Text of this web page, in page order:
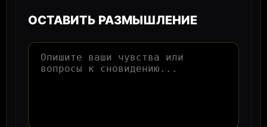
ОСТАВИТЬ РАЗМЫШЛЕНИЕ